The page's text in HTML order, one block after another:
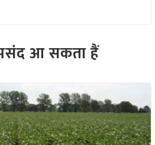
आ सकता हैं